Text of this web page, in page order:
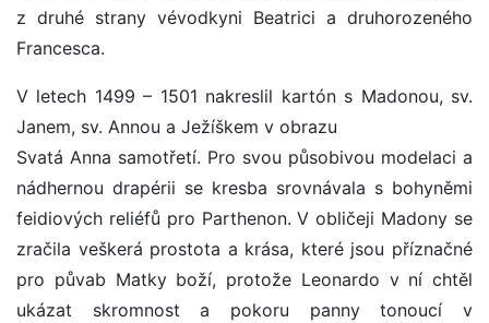
z druhé strany vévodkyni Beatrici a druhorozeného
Francesca.
V letech 1499 – 1501 nakreslil kartón s Madonou, sv.
Janem, sv. Annou a Ježíškem v obrazu
Svatá Anna samotřetí. Pro svou působivou modelaci a
nádhernou drapérii se kresba srovnávala s bohyněmi
feidiových reliéfů pro Parthenon. V obličeji Madony se
zračila veškerá prostota a krása, které jsou příznačné
pro půvab Matky boží, protože Leonardo v ní chtěl
ukázat skromnost a pokoru panny tonoucí v